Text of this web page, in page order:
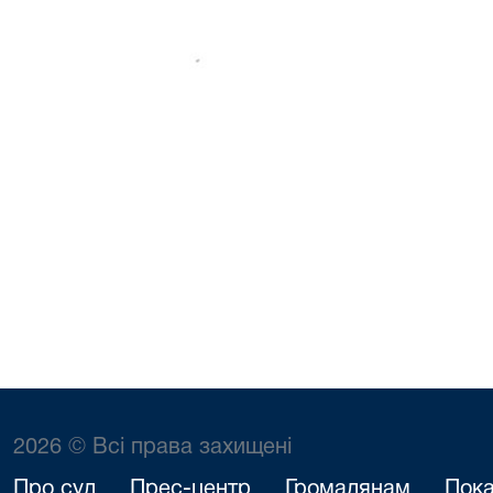
2026 © Всі права захищені